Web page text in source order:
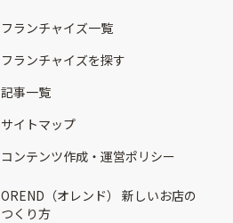
フランチャイズ一覧
フランチャイズを探す
記事一覧
サイトマップ
コンテンツ作成・運営ポリシー
OREND（オレンド） 新しいお店の
つくり方